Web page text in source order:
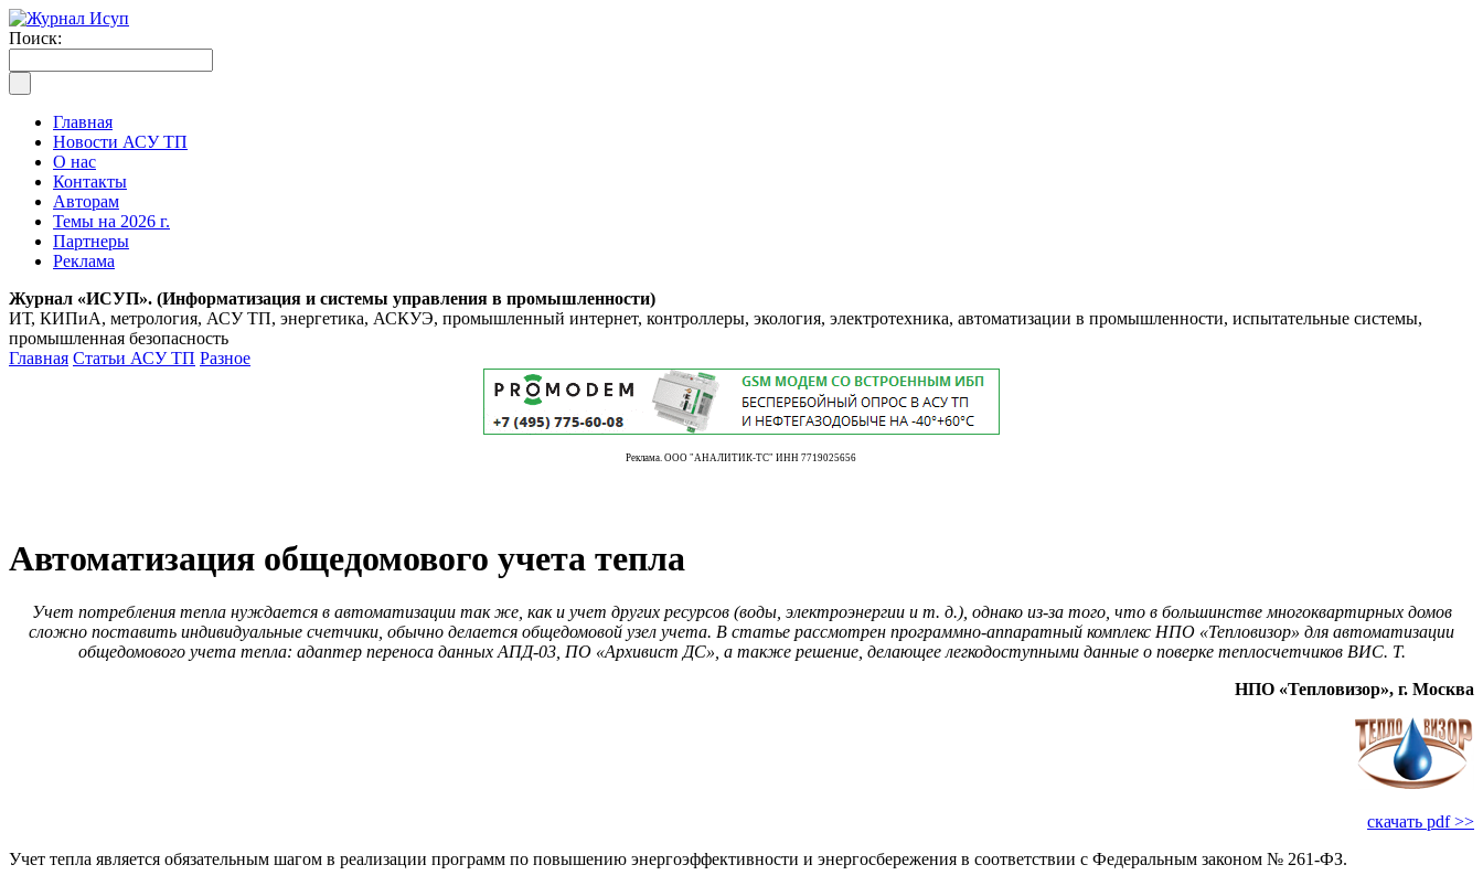
Поиск:
Главная
Новости АСУ ТП
О нас
Контакты
Авторам
Темы на 2026 г.
Партнеры
Реклама
Журнал «ИСУП». (Информатизация и системы управления в промышленности)
ИТ, КИПиА, метрология, АСУ ТП, энергетика, АСКУЭ, промышленный интернет, контроллеры, экология, электротехника, автоматизации в промышленности, испытательные системы,
промышленная безопасность
Главная Статьи АСУ ТП Разное
Реклама. ООО "АНАЛИТИК-ТС" ИНН 7719025656
Автоматизация общедомового учета тепла
Учет потребления тепла нуждается в автоматизации так же, как и учет других ресурсов (воды, электроэнергии и т. д.), однако из-за того, что в большинстве многоквартирных домов
сложно поставить индивидуальные счетчики, обычно делается общедомовой узел учета. В статье рассмотрен программно-аппаратный комплекс НПО «Тепловизор» для автоматизации
общедомового учета тепла: адаптер переноса данных АПД-03, ПО «Архивист ДС», а также решение, делающее легкодоступными данные о поверке теплосчетчиков ВИС. Т.
НПО «Тепловизор», г. Москва
скачать pdf >>
Учет тепла является обязательным шагом в реализации программ по повышению энергоэффективности и энергосбережения в соответствии с Федеральным законом № 261-ФЗ.